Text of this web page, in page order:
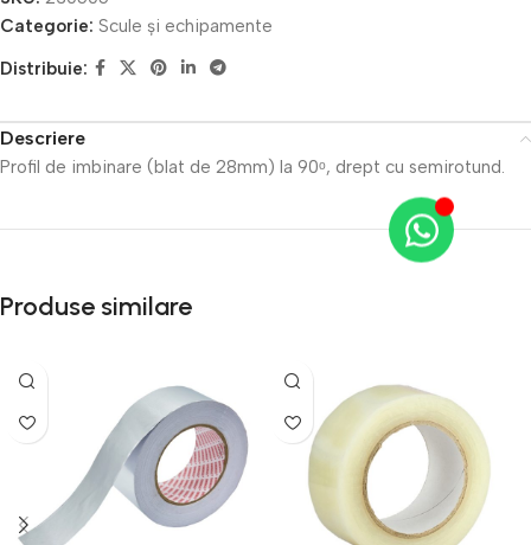
Categorie: Scule și echipamente
Distribuie:
Descriere
Profil de imbinare (blat de 28mm) la 90ᵒ, drept cu semirotund.
Produse similare